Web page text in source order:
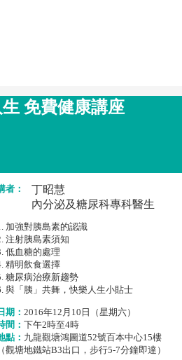
免費健康講座
者：
丁昭慧
內分泌及糖尿科專科醫生
加強對胰島素的認識
注射胰島素須知
低血糖的處理
精明飲食選擇
糖尿病治療新趨勢
與「胰」共舞，快樂人生小貼士
期： 2016年12月10日（星期六）
間： 下午2時至4時
點： 九龍觀塘鴻圖道52號百本中心15樓
（觀塘地鐵站B3出口，步行5-7分鐘即達）